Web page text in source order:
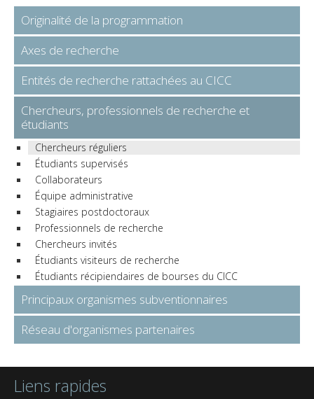
Originalité de la programmation
Axes de recherche
Entités de recherche rattachées au CICC
Chercheurs, professionnels de recherche et
étudiants
Chercheurs réguliers
Étudiants supervisés
Collaborateurs
Équipe administrative
Stagiaires postdoctoraux
Professionnels de recherche
Chercheurs invités
Étudiants visiteurs de recherche
Étudiants récipiendaires de bourses du CICC
Principaux organismes subventionnaires
Réseau d'organismes partenaires
Liens rapides